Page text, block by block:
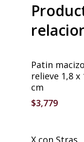
Añadir Al
Patin
relieve 1,8 x
cm
$3,779
Añadir Al